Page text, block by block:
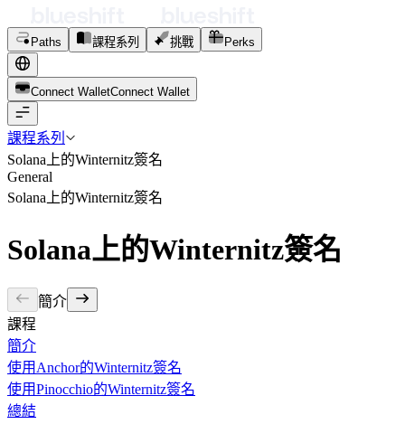
Paths 課程系列 挑戰 Perks
Connect WalletConnect Wal et
課程系列
Solana上的Winternitz簽名
General
Solana上的Winternitz簽名
Solana上的Winternitz簽名
簡介
課程
簡介
使用Anchor的Winternitz簽名
使用Pinocchio的Winternitz簽名
總結